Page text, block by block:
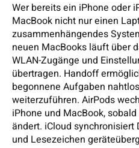
Wer bereits ein iPhone oder
MacBook nicht nur einen
zusammenhängendes
neuen MacBooks läuft über
WLAN-Zugänge und
übertragen. Handoff
begonnene Aufgaben
weiterzuführen. AirPods
iPhone und MacBook,
ändert. iCloud synchronisiert
und Lesezeichen